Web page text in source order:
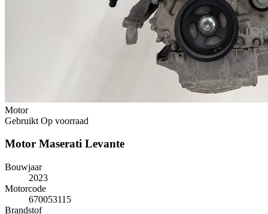
Motor
Gebruikt Op voorraad
Motor Maserati Levante
Bouwjaar
2023
Motorcode
670053115
Brandstof